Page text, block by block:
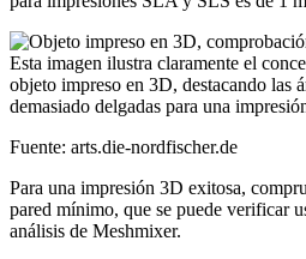
Fuente: arts.die-nordfischer.de
Para una impresión 3D exitosa,
pared mínimo, que se puede verificar
análisis de Meshmixer.